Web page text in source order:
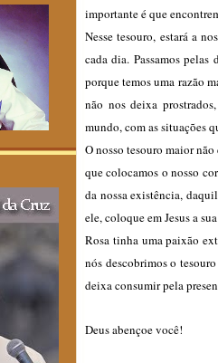
importante é que
Nesse tesouro, estará a
cada dia. Passamos
porque temos uma razão
não nos deixa
mundo, com as situações
O nosso tesouro maior não
que colocamos o nosso
da nossa existência,
ele, coloque em Jesus a
Rosa tinha uma paixão
nós descobrimos o
deixa consumir pela
Deus abençoe você!